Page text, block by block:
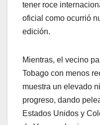
tener roce
oficial como ocurrió
edición.
Mientras, el vecino
Tobago con menos
muestra un elevado
progreso, dando
Estados Unidos y